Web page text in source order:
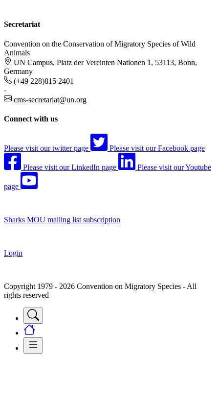
Secretariat
Convention on the Conservation of Migratory Species of Wild
Animals
UN Campus, Platz der Vereinten Nationen 1, 53113, Bonn,
Germany
(+49 228)815 2401
-
cms-secretariat@un.org
Connect with us
Please visit our twitter page Please visit our Facebook page
Please visit our LinkedIn page Please visit our Youtube
page
Sharks MOU mailing list subscription
Login
Copyright 1979 - 2026 Convention on Migratory Species - All
rights reserved